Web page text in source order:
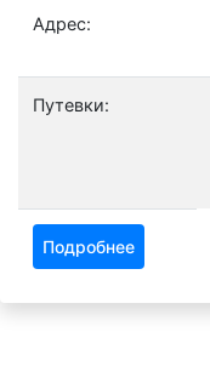
Адрес:
Путевки:
Подробнее